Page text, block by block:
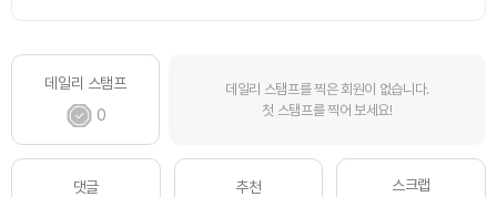
데일리 스탬프
0
데일리 스탬프를 찍은 회원이 없습니다.
첫 스탬프를 찍어 보세요!
댓글
추천
스크랩